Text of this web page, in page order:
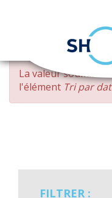
Aller
contenu
principal
MESSAGE
D'ERREUR
La valeur soumise
l'élément Tri par
FILTRER :